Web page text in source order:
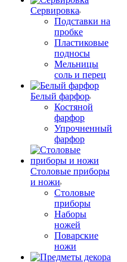
Сервировка
Подставки на
пробке
Пластиковые
подносы
Мельницы
соль и перец
Белый фарфор
Костяной
фарфор
Упрочненный
фарфор
Столовые приборы
и ножи
Столовые
приборы
Наборы
ножей
Поварские
ножи